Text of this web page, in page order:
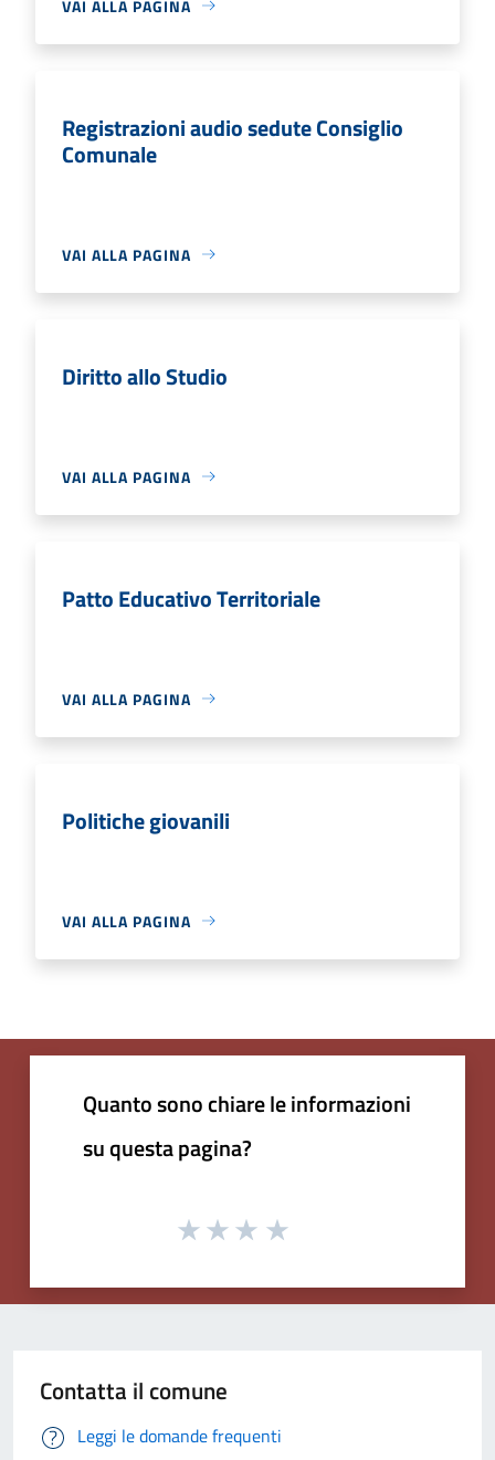
VAI ALLA PAGINA
Registrazioni audio sedute Consiglio
Comunale
VAI ALLA PAGINA
Diritto allo Studio
VAI ALLA PAGINA
Patto Educativo Territoriale
VAI ALLA PAGINA
Politiche giovanili
VAI ALLA PAGINA
Quanto sono chiare le informazioni
su questa pagina?
Contatta il comune
Leggi le domande frequenti